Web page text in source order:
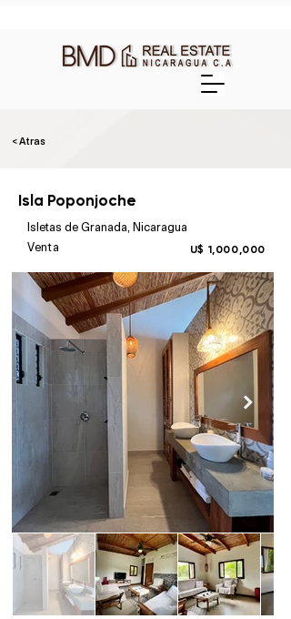
< Atras
Isla Poponjoche
Isletas de Granada, Nicaragua
Venta
U$ 1,000,000